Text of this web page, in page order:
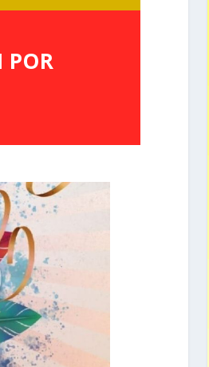
POR